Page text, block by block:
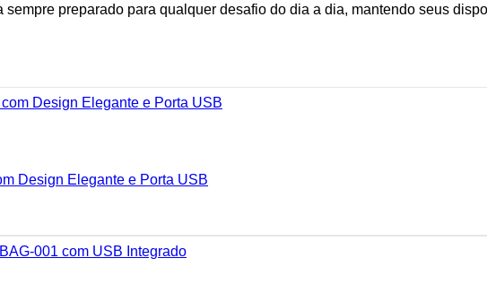
preparado para qualquer desafio do dia a dia, mantendo seus
Design Elegante e Porta USB